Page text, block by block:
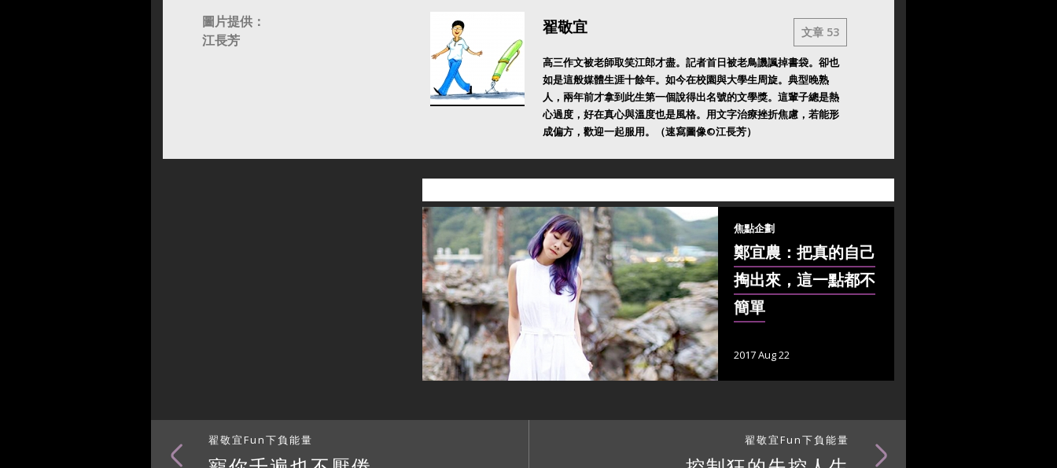
圖片提供：
江長芳
翟敬宜 文章 53
高三作文被老師取笑江郎才盡。記者首日被老鳥譏諷掉書袋。卻也
如是這般媒體生涯十餘年。如今在校園與大學生周旋。典型晚熟
人，兩年前才拿到此生第一個說得出名號的文學獎。這輩子總是熱
心過度，好在真心與溫度也是風格。用文字治療挫折焦慮，若能形
成偏方，歡迎一起服用。（速寫圖像©江長芳）
焦點企劃
鄭宜農：把真的自己
掏出來，這一點都不
簡單
2017 Aug 22
翟敬宜Fun下負能量 翟敬宜Fun下負能量